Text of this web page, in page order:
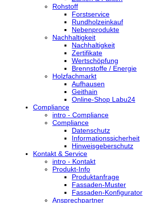
Rohstoff
Forstservice
Rundholzeinkauf
Nebenprodukte
Nachhaltigkeit
Nachhaltigkeit
Zertifikate
Wertschöpfung
Brennstoffe / Energie
Holzfachmarkt
Aufhausen
Geithain
Online-Shop Labu24
Compliance
intro - Compliance
Compliance
Datenschutz
Informationssicherheit
Hinweisgeberschutz
Kontakt & Service
intro - Kontakt
Produkt-Info
Produktanfrage
Fassaden-Muster
Fassaden-Konfigurator
Ansprechpartner